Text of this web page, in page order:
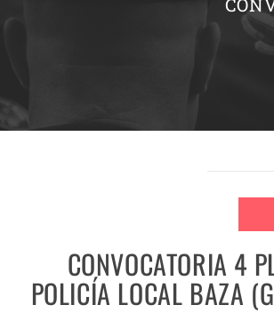
CONVOCATORIA 4
POLICÍA LOCAL BAZA